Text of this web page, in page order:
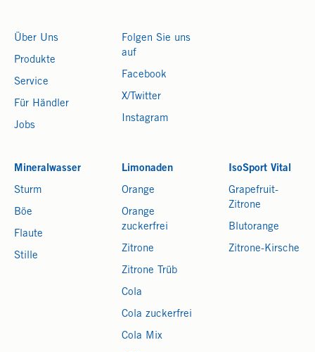
Mineralwasser
Sturm
Böe
Flaute
Stille
Limonaden
Orange
Orange
zuckerfrei
Zitrone
Zitrone Trüb
Cola
Cola zuckerfrei
Cola Mix
IsoSport Vital
Grapefruit-
Zitrone
Blutorange
Zitrone-Kirsche
Über Uns
Produkte
Service
Für Händler
Jobs
Folgen Sie uns
auf
Facebook
X/Twitter
Instagram